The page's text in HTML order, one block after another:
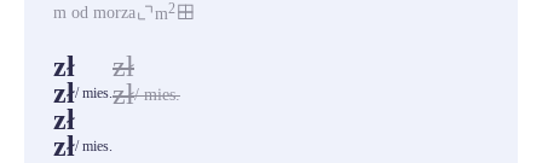
m od morza m2
zł
zł/ mies.
zł
zł/ mies.
zł
zł/ mies.